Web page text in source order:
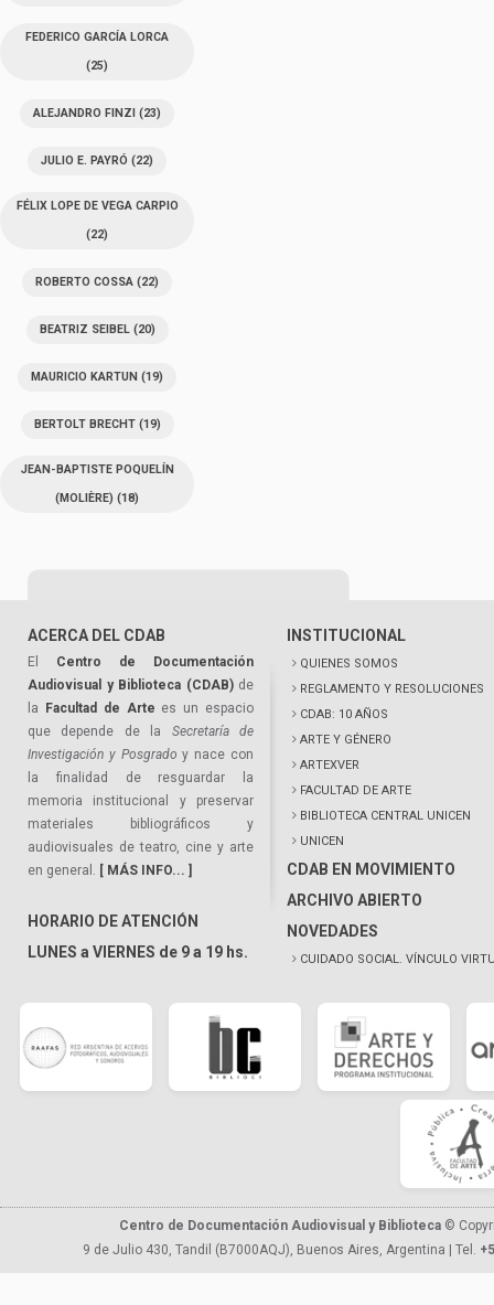
FEDERICO GARCÍA LORCA
(25)
ALEJANDRO FINZI (23)
JULIO E. PAYRÓ (22)
FÉLIX LOPE DE VEGA CARPIO
(22)
ROBERTO COSSA (22)
BEATRIZ SEIBEL(20)
MAURICIO KARTUN (19)
BERTOLT BRECHT(19)
JEAN-BAPTISTE POQUELÍN
(MOLIÈRE) (18)
ACERCA DEL CDAB
El Centro de Documentación
Audiovisual y Biblioteca (CDAB)de
la
Facultad de Arte es un espacio
que depende de la Secretaría de
Investigación y Posgrado y nace con
la finalidad de resguardar la
memoria institucional y preservar
materiales bibliográficos y
audiovisuales de teatro, cine y arte
en general. [ MÁS INFO... ]
HORARIO DE ATENCIÓN
LUNES a VIERNES de 9 a 19 hs.
INSTITUCIONAL
QUIENES SOMOS
REGLAMENTO Y RESOLUCIONES
CDAB: 10 AÑOS
ARTE Y GÉNERO
ARTEXVER
FACULTAD DE ARTE
BIBLIOTECA CENTRAL UNICEN
UNICEN
CDAB EN MOVIMIENTO
ARCHIVO ABIERTO
NOVEDADES
CUIDADO SOCIAL. VÍNCULO
Centro de Documentación Audiovisual y Biblioteca ©
9 de Julio 430, Tandil (B7000AQJ), Buenos Aires, Argentina | Tel.